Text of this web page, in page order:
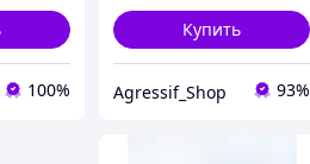
100%
Купить
Agressif_Shop 93%